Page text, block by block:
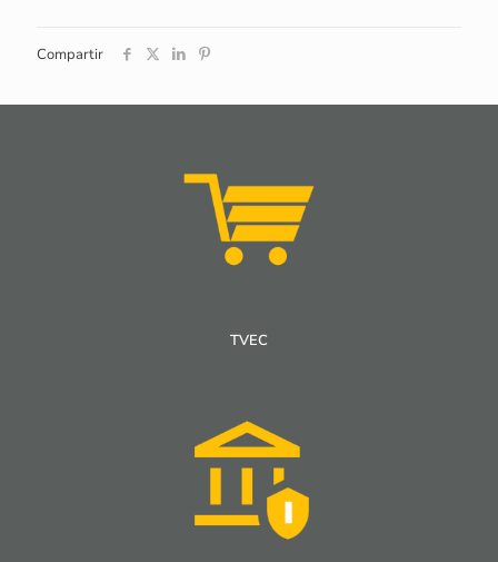
Compartir
TVEC